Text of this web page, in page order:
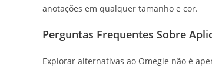
anotações em qualquer tamanho e cor.
Perguntas Frequentes Sobre
Explorar alternativas ao Omegle não é